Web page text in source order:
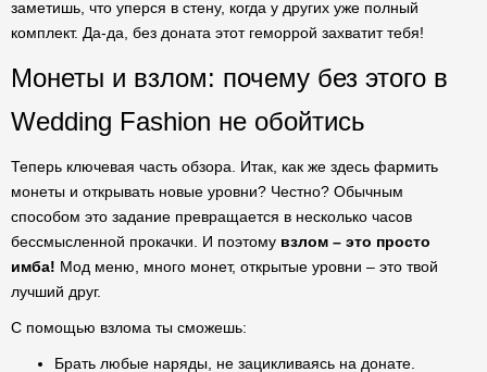
заметишь, что уперся в стену, когда у других уже полный
комплект. Да-да, без доната этот геморрой захватит тебя!
Монеты и взлом: почему без этого в
Wedding Fashion не обойтись
Теперь ключевая часть обзора. Итак, как же здесь фармить
монеты и открывать новые уровни? Честно? Обычным
способом это задание превращается в несколько часов
бессмысленной прокачки. И поэтому взлом – это просто
имба! Мод меню, много монет, открытые уровни – это твой
лучший друг.
С помощью взлома ты сможешь:
Брать любые наряды, не зацикливаясь на донате.